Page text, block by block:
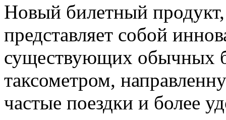
Новый билетный продукт,
представляет собой
существующих обычных
таксометром,
частые поездки и более